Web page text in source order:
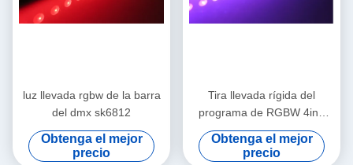
luz llevada rgbw de la barra
del dmx sk6812
Obtenga el mejor
precio
Tira llevada rígida del
programa de RGBW 4in1
144led
Obtenga el mejor
precio